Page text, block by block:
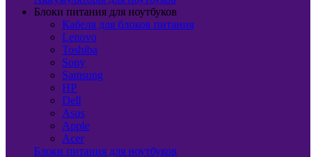
Блоки питания для ноутбуков
Кабеля для блоков питания
Lenovo
Toshiba
Sony
Samsung
HP
Dell
Asus
Apple
Acer
Блоки питания для ноутбуков